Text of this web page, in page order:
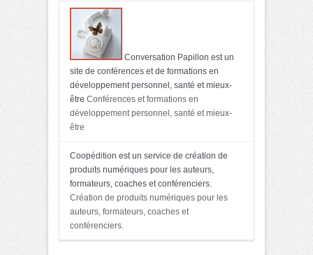
Conversation Papillon est un
site de conférences et de formations en
développement personnel, santé et mieux-
être Conférences et formations en
développement personnel, santé et mieux-
être
Coopédition est un service de création de
produits numériques pour les auteurs,
formateurs, coaches et conférenciers.
Création de produits numériques pour les
auteurs, formateurs, coaches et
conférenciers.